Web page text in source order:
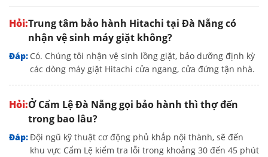
Trung tâm bảo hành Hitachi tại Đà Nẵng có
nhận vệ sinh máy giặt không?
Có. Chúng tôi nhận vệ sinh lồng giặt, bảo dưỡng định kỳ
các dòng máy giặt Hitachi cửa ngang, cửa đứng tận nhà.
Ở Cẩm Lệ Đà Nẵng gọi bảo hành thì thợ đến
trong bao lâu?
Đội ngũ kỹ thuật cơ động phủ khắp nội thành, sẽ đến
khu vực Cẩm Lệ kiểm tra lỗi trong khoảng 30 đến 45 phút